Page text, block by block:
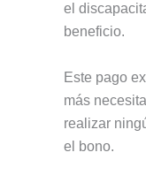
el
beneficio.
Este pago
más
realizar
el bono.